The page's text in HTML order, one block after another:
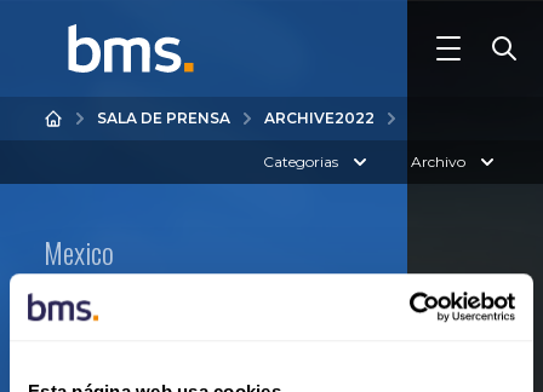
SALA DE PRENSA ARCHIVE2022
Categorias Archivo
Mexico
2022